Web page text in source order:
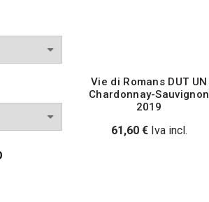
Vie di Romans DUT UN
Chardonnay-Sauvignon
2019
61,60 € Iva incl.